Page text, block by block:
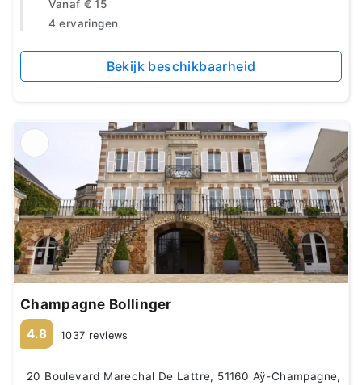
Vanaf € 15
4 ervaringen
Bekijk beschikbaarheid
Champagne Bollinger
4.8 1037 reviews
20 Boulevard Marechal De Lattre, 51160 Aÿ-Champagne,